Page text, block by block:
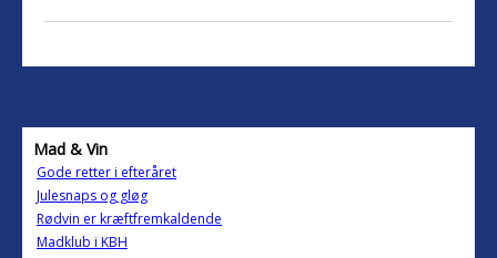
Mad & Vin
Gode retter i efteråret
Julesnaps og gløg
Rødvin er kræftfremkaldende
Madklub i KBH